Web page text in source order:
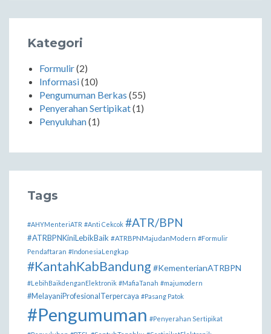
Kategori
Formulir(2)
Informasi(10)
Pengumuman Berkas (55)
Penyerahan Sertipikat(1)
Penyuluhan(1)
Tags
#AHYMenteriATR #Anti Cekcok #ATR/BPN
#ATRBPNKiniLebikBaik #ATRBPNMajudanModern #Formulir
Pendaftaran #IndonesiaLengkap
#KantahKabBandung #KementerianATRBPN
#LebihBaikdenganElektronik #MafiaTanah #majumodern
#MelayaniProfesionalTerpercaya #Pasang Patok
#Pengumuman #Penyerahan Sertipikat